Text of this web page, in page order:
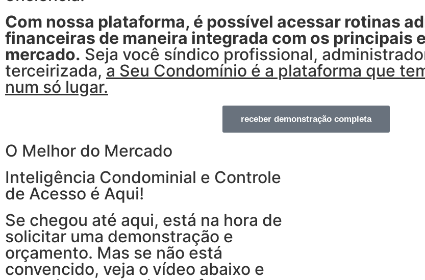
Com nossa plataforma, é possível acessar rotinas
financeiras de maneira integrada com os principais
mercado. Seja você síndico profissional,
terceirizada, a Seu Condomínio é a plataforma que
num só lugar.
receber demonstração completa
O Melhor do Mercado
Inteligência Condominial e Controle
de Acesso é Aqui!
Se chegou até aqui, está na hora de
solicitar uma demonstração e
orçamento. Mas se não está
convencido, veja o vídeo abaixo e